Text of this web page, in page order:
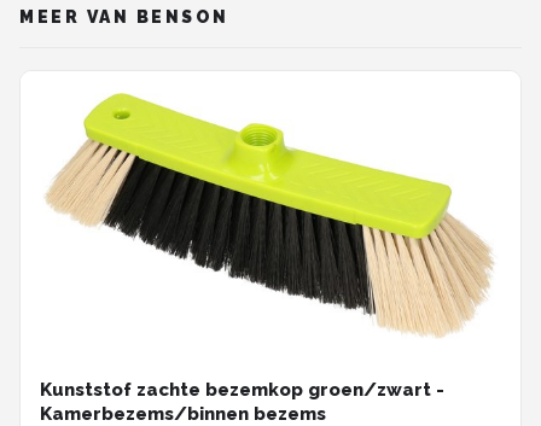
MEER VAN BENSON
Kunststof zachte bezemkop groen/zwart -
Kamerbezems/binnen bezems